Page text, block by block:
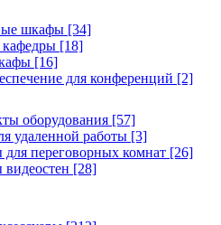
шкафы [34]
[18]
[16]
для конференций [2]
оборудования [57]
удаленной работы [3]
переговорных комнат [26]
[28]